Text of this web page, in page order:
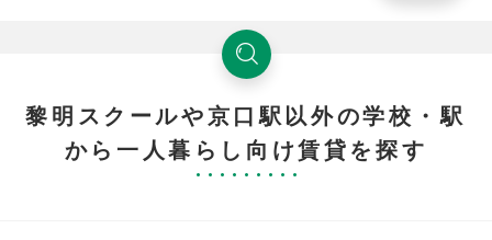
黎明スクールや京口駅以外の学校・駅
から一人暮らし向け賃貸を探す